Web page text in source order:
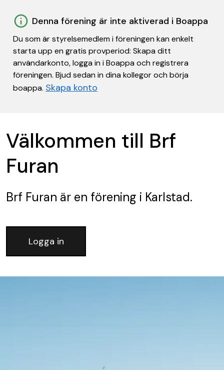
Denna förening är inte aktiverad i Boappa
Du som är styrelsemedlem i föreningen kan enkelt
starta upp en gratis provperiod: Skapa ditt
användarkonto, logga in i Boappa och registrera
föreningen. Bjud sedan in dina kollegor och börja
boappa. Skapa konto
Välkommen till Brf
Furan
Brf Furan är en förening i Karlstad.
Logga in